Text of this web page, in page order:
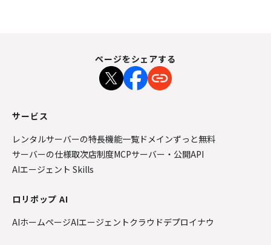
ページをシェアする
サービス
レンタルサーバーの特長機能一覧 ドメインずっと無料
サーバーの仕様取次店制度MCPサーバー・公開API
AIエージェント Skills
ロリポップ AI
AIホームページAIエージェントクラウドデプロイナウ